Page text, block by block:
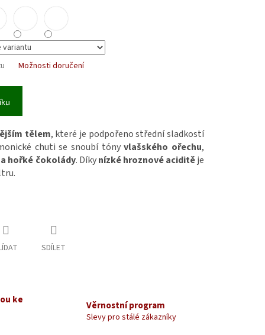
Možnosti doručení
tělem, které je podpořeno střední sladkostí
chuti se snoubí tónyvlašského ořechu,
hořké čokolády. Díkynízké hroznové aciditěje
SDÍLET
ke
Věrnostní program
Slevy pro stálé zákazníky